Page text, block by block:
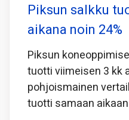
Piksun salkku
aikana noin 24%
Piksun
tuotti viimeisen 3 kk
pohjoismainen
tuotti samaan aikaan